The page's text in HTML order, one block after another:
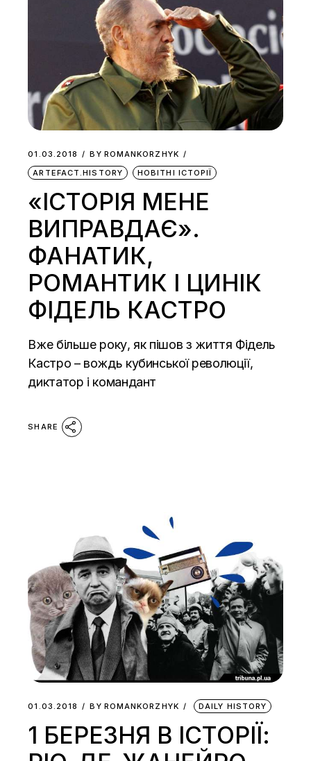
01.03.2018 BY ROMANKORZHYK
ARTEFACT.HISTORY
НОВІТНІ ІСТОРІЇ
«ІСТОРІЯ МЕНЕ
ВИПРАВДАЄ».
ФАНАТИК,
РОМАНТИК І ЦИНІК
ФІДЕЛЬ КАСТРО
Вже більше року, як пішов з життя Фідель
Кастро – вождь кубинської революції,
диктатор і командант
SHARE
01.03.2018 BY ROMANKORZHYK DAILY HISTORY
1 БЕРЕЗНЯ В ІСТОРІЇ: